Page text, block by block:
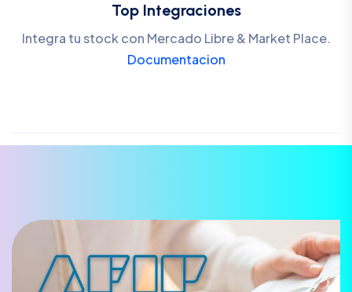
Top Integraciones
Integra tu stock con Mercado Libre & Market Place.
Documentacion